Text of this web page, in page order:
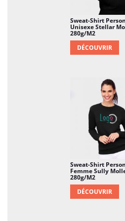
du vêtement et à son
Polyvalence d'Utilisation
Spider est polyvalent et
de détente à la maison ou
sorties informelles, il
différents contextes.
Chaleur et Confort
molleton gratté, ce sweat-
chaleur optimale tout en
de confort élevé. Il devient
les journées plus fraîches
décontractées.
Sweat-Shirt
Unisexe Stellar
280g/m2
DÉCOUVRIR
Sweat-Shirt
Femme Sully
280g/m2
DÉCOUVRIR